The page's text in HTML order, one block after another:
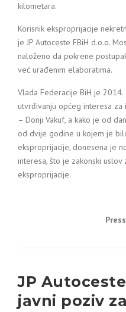
kilometara.
Korisnik eksproprijacije
je JP Autoceste FBiH d.o.o.
naloženo da pokrene
već urađenim elaboratima.
Vlada Federacije BiH je
utvrđivanju općeg interesa
– Donji Vakuf, a kako je od
od dvije godine u kojem je
eksproprijacije, donesena je
interesa, što je zakonski
eksproprijacije.
JP
javni poziv